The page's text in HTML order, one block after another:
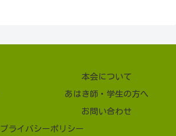
本会について
あはき師・学生の方へ
お問い合わせ
プライバシーポリシー